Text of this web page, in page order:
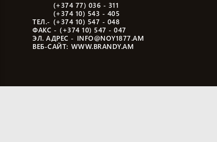
ТЕЛ.-
(+374 77) 036 - 311
(+374 10) 543 - 405
(+374 10) 547 - 048
ФАКС - (+374 10) 547 - 047
ЭЛ. АДРЕС - INFO@NOY1877.AM
ВЕБ-САЙТ: WWW.BRANDY.AM